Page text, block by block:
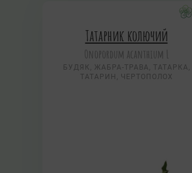
Татарник колючий
Onopordum acanthium L
БУДЯК, ЖАБРА-ТРАВА, ТАТАРКА,
ТАТАРИН, ЧЕРТОПОЛОХ